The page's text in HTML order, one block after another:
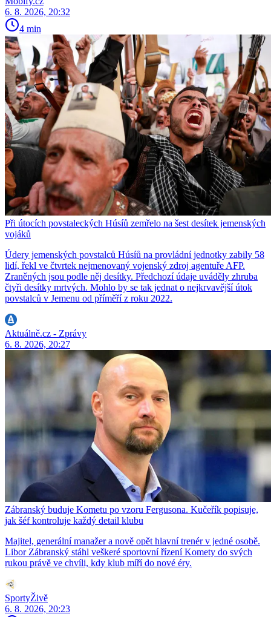
6. 8. 2026, 20:32
4 min
Při útocích povstaleckých Húsíů zemřelo na šest desítek jemenských
vojáků
Údery jemenských povstalců Húsíů na provládní jednotky zabily 58
lidí, řekl ve čtvrtek nejmenovaný vojenský zdroj agentuře AFP.
Zraněných jsou podle něj desítky. Předchozí údaje uváděly zhruba
čtyři desítky mrtvých. Mohlo by se tak jednat o nejkrvavější útok
povstalců v Jemenu od příměří z roku 2022.
Aktuálně.cz - Zprávy
6. 8. 2026, 20:27
Zábranský buduje Kometu po vzoru Fergusona. Kučeřík popisuje,
jak šéf kontroluje každý detail klubu
Majitel, generální manažer a nově opět hlavní trenér v jedné osobě.
Libor Zábranský stáhl veškeré sportovní řízení Komety do svých
rukou právě ve chvíli, kdy klub míří do nové éry.
SportyŽivě
6. 8. 2026, 20:23